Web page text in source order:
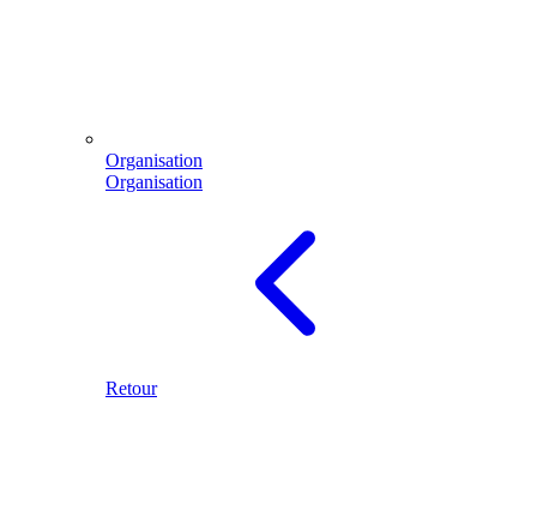
Organisation
Organisation
Retour